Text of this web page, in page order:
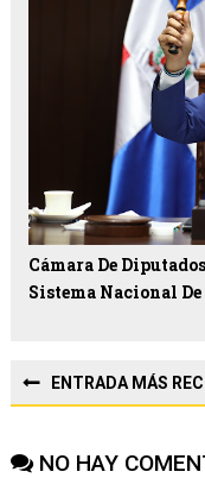
Cámara De
Sistema Nacional
ENTRADA MÁS
NO HAY